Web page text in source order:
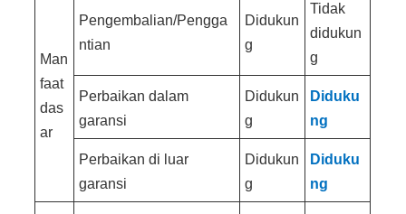
Man
faat
das
ar
Pengembalian/Pengga
ntian
Didukun
g
Tidak
didukun
g
Perbaikan dalam
garansi
Didukun
g
Diduku
ng
Perbaikan di luar
garansi
Didukun
g
Diduku
ng